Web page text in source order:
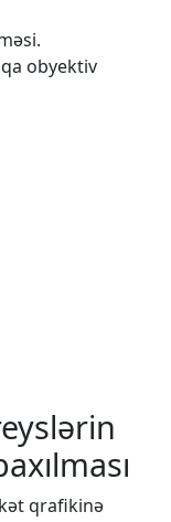
obyektiv
qrafikinə